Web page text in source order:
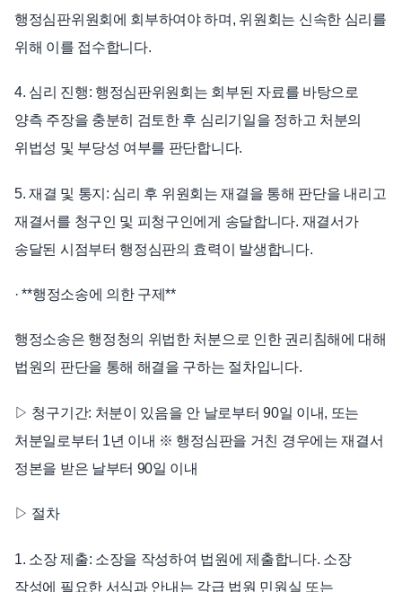
행정심판위원회에 회부하여야 하며, 위원회는 신속한 심리를
위해 이를 접수합니다.
4. 심리 진행: 행정심판위원회는 회부된 자료를 바탕으로
양측 주장을 충분히 검토한 후 심리기일을 정하고 처분의
위법성 및 부당성 여부를 판단합니다.
5. 재결 및 통지: 심리 후 위원회는 재결을 통해 판단을 내리고
재결서를 청구인 및 피청구인에게 송달합니다. 재결서가
송달된 시점부터 행정심판의 효력이 발생합니다.
· **행정소송에 의한 구제**
행정소송은 행정청의 위법한 처분으로 인한 권리침해에 대해
법원의 판단을 통해 해결을 구하는 절차입니다.
▷ 청구기간: 처분이 있음을 안 날로부터 90일 이내, 또는
처분일로부터 1년 이내 ※ 행정심판을 거친 경우에는 재결서
정본을 받은 날부터 90일 이내
▷ 절차
1. 소장 제출: 소장을 작성하여 법원에 제출합니다. 소장
작성에 필요한 서식과 안내는 각급 법원 민원실 또는